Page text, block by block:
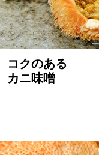
コクのある
カニ味噌